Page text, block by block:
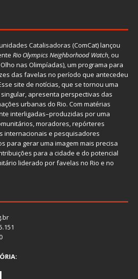
Catalisadoras (ComCat) lançou
Rio Olympics Neighborhood Watch, ou
nas Olimpíadas), um programa para
das favelas no período que antecedeu
site de notícias, que se tornou uma
apresenta perspectivas das
urbanas do Rio. Com matérias
interligadas–produzidas por uma
moradores, repórteres
internacionais e pesquisadores
para gerar uma imagem mais precisa
para a cidade e do potencial
liderado por favelas no Rio e no